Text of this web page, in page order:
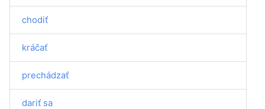
chodiť
kráčať
prechádzať
dariť sa